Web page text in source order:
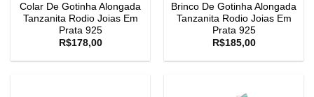
Colar De Gotinha Alongada
Tanzanita Rodio Joias Em
Prata 925
R$178,00
Brinco De Gotinha Alongada
Tanzanita Rodio Joias Em
Prata 925
R$185,00